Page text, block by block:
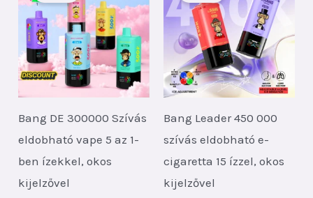
Bang DE 300000 Szívás
eldobható vape 5 az 1-
ben ízekkel, okos
kijelzővel
Bang Leader 450 000
szívás eldobható e-
cigaretta 15 ízzel, okos
kijelzővel